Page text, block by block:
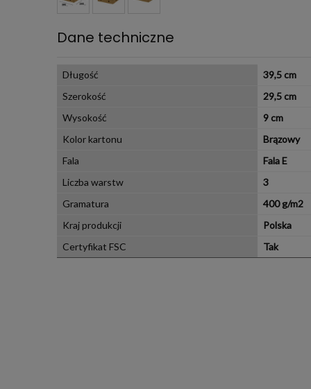
Dane techniczne
Długość
39,5 cm
Szerokość
29,5 cm
Wysokość
9 cm
Kolor kartonu
Brązowy
Fala
Fala E
Liczba warstw
3
Gramatura
400 g/m2
Kraj produkcji
Polska
Certyfikat FSC
Tak